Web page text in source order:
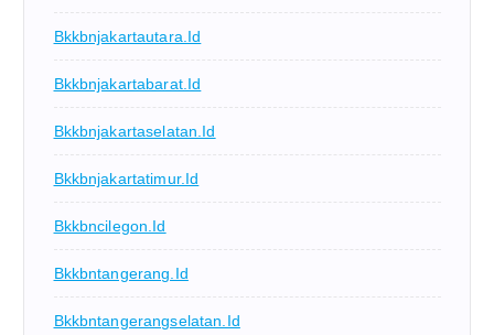
Bkkbnjakartautara.id
Bkkbnjakartabarat.id
Bkkbnjakartaselatan.id
Bkkbnjakartatimur.id
Bkkbncilegon.id
Bkkbntangerang.id
Bkkbntangerangselatan.id